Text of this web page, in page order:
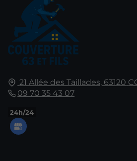
21 Allée des Taillades, 63120
09 70 35 43 07
24h/24